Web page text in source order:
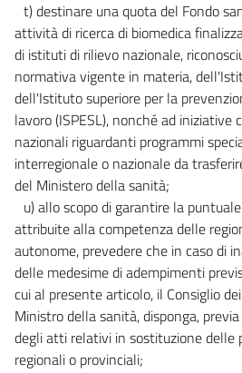
t) destinare una quota del Fondo
attività di ricerca di biomedica
di istituti di rilievo nazionale,
normativa vigente in materia,
dell'Istituto superiore per la
lavoro (ISPESL), nonché ad
nazionali riguardanti programmi
interregionale o nazionale da
del Ministero della sanità;
u) allo scopo di garantire la
attribuite alla competenza delle
autonome, prevedere che in caso di
delle medesime di adempimenti
cui al presente articolo, il Consiglio
Ministro della sanità, disponga,
degli atti relativi in sostituzione delle
regionali o provinciali;